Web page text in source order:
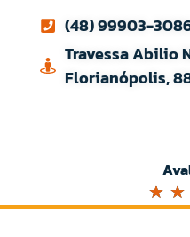
(48) 99903-
Travessa Abilio
Florianópolis,
☆ ☆